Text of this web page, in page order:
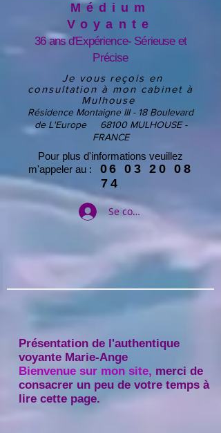
Médium
Voyante
36 ans d'Expérience- Sérieuse et
Précise
Je vous reçois en
consultation à mon cabinet à
Mulhouse
Résidence Montaigne III - 18 Boulevard
de L'Europe 68100 MULHOUSE -
FRANCE
Pour plus d'informations veuillez
m'appeler au :
06 03 20 08
74
Se connecter
Présentation de l'authentique
voyante Marie-Ange
Bienvenue sur mon site, merci de
consacrer un peu de votre temps à
lire cette page.